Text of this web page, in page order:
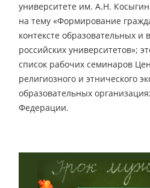
университете им. А.Н.
на тему «Формирование
контексте образовательных и
российских университетов»;
список рабочих семинаров
религиозного и этнического
образовательных
Федерации.